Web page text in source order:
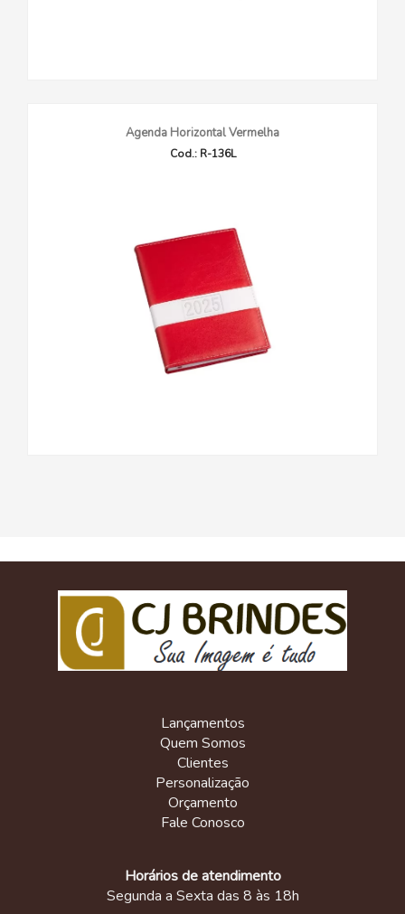
Agenda Horizontal Vermelha
Cod.: R-136L
Lançamentos
Quem Somos
Clientes
Personalização
Orçamento
Fale Conosco
Horários de atendimento
Segunda a Sexta das 8 às 18h